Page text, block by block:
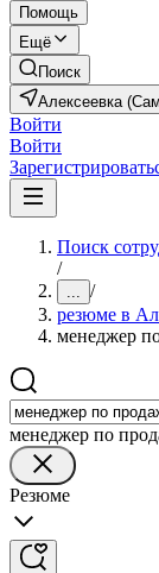
Помощь
Ещё
Поиск
Алексеевка
Войти
Войти
Поиск
/
... /
резюме в
менеджер
менеджер по
Резюме